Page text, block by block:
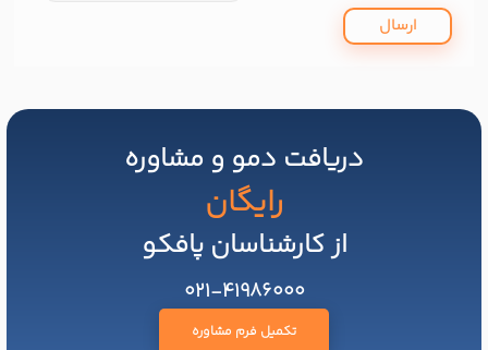
ارسال
دریافت دمو و مشاوره
رایگان
از کارشناسان پافکو
021-41986000
تکمیل فرم مشاوره